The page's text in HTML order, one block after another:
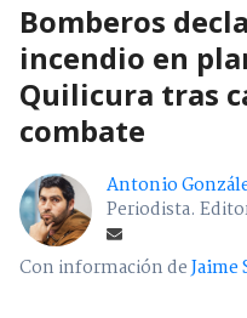
Bomberos
incendio en
Quilicura tras
combate
Antonio
Periodista.
Con información deJaime